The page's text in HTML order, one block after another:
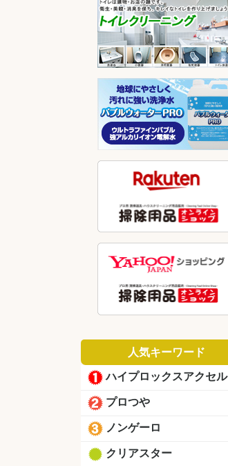
人気キーワード
ハイプロックスアクセル
プロつや
ノンゲーロ
クリアスター